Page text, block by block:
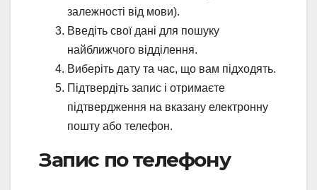
залежності від мови).
Введіть свої дані для пошуку
найближчого відділення.
Виберіть дату та час, що вам підходять.
Підтвердіть запис і отримаєте
підтвердження на вказану електронну
пошту або телефон.
Запис по телефону